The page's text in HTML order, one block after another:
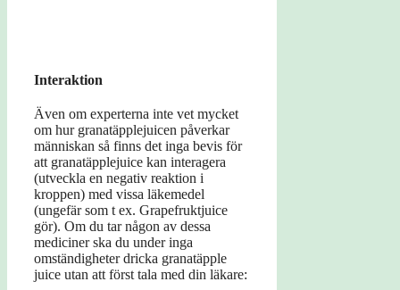
Interaktion
Även om experterna inte vet mycket
om hur granatäpplejuicen påverkar
människan så finns det inga bevis för
att granatäpplejuice kan interagera
(utveckla en negativ reaktion i
kroppen) med vissa läkemedel
(ungefär som t ex. Grapefruktjuice
gör). Om du tar någon av dessa
mediciner ska du under inga
omständigheter dricka granatäpple
juice utan att först tala med din läkare: